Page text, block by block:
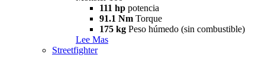
111 hp potencia
91.1 Nm Torque
175 kg Peso húmedo (sin combustible)
Lee Mas
Streetfighter